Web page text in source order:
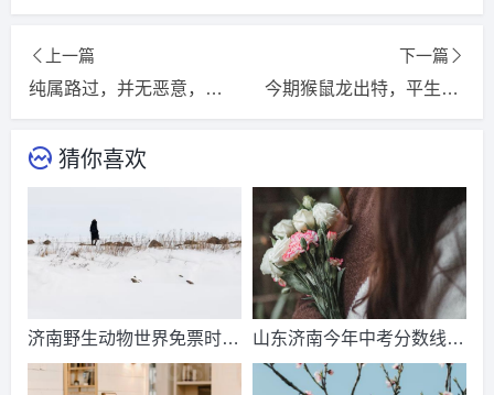
上一篇
纯属路过，并无恶意，奈何两心不相似打猜一准确生肖，解释词语释义落实
下一篇
今期猴鼠龙出特，平生志气与天高猜打一精选准确生肖，词语释义落实解释
猜你喜欢
济南野生动物世界免票时
间？济南动物王国票价？
山东济南今年中考分数线出
来了吗？济南中考总分多